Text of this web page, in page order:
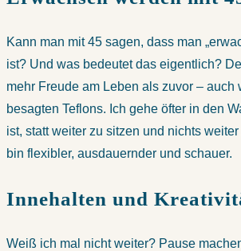
Kann man mit 45 sagen, dass man
ist? Und was bedeutet das eigentlich?
mehr Freude am Leben als zuvor – auch
besagten Teflons. Ich gehe öfter in den
ist, statt weiter zu sitzen und nichts
bin flexibler, ausdauernder und schauer.
Innehalten und
Weiß ich mal nicht weiter? Pause